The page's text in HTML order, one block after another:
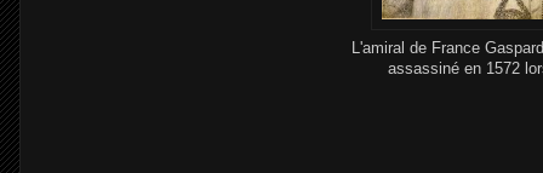
L'amiral de France
assassiné en 1572